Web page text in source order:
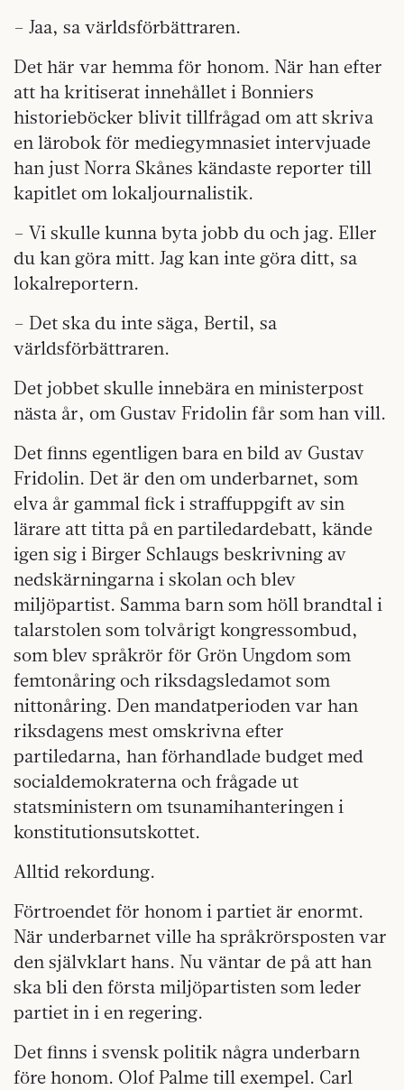
– Jaa, sa världsförbättraren.
Det här var hemma för honom. När han efter
att ha kritiserat innehållet i Bonniers
historieböcker blivit tillfrågad om att skriva
en lärobok för mediegymnasiet intervjuade
han just Norra Skånes kändaste reporter till
kapitlet om lokaljournalistik.
– Vi skulle kunna byta jobb du och jag. Eller
du kan göra mitt. Jag kan inte göra ditt, sa
lokalreportern.
– Det ska du inte säga, Bertil, sa
världsförbättraren.
Det jobbet skulle innebära en ministerpost
nästa år, om Gustav Fridolin får som han vill.
Det finns egentligen bara en bild av Gustav
Fridolin. Det är den om underbarnet, som
elva år gammal fick i straffuppgift av sin
lärare att titta på en partiledardebatt, kände
igen sig i Birger Schlaugs beskrivning av
nedskärningarna i skolan och blev
miljöpartist. Samma barn som höll brandtal i
talarstolen som tolvårigt kongressombud,
som blev språkrör för Grön Ungdom som
femtonåring och riksdagsledamot som
nittonåring. Den mandatperioden var han
riksdagens mest omskrivna efter
partiledarna, han förhandlade budget med
socialdemokraterna och frågade ut
statsministern om tsunamihanteringen i
konstitutionsutskottet.
Alltid rekordung.
Förtroendet för honom i partiet är enormt.
När underbarnet ville ha språkrörsposten var
den självklart hans. Nu väntar de på att han
ska bli den första miljöpartisten som leder
partiet in i en regering.
Det finns i svensk politik några underbarn
före honom. Olof Palme till exempel. Carl